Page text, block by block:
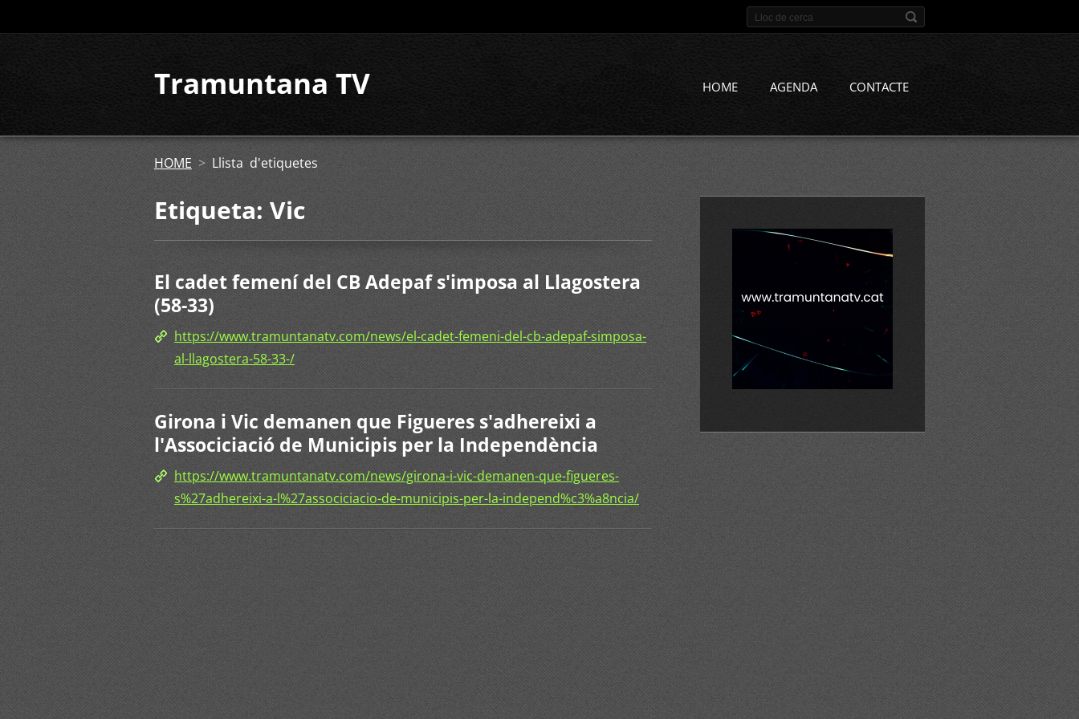
Tramuntana TV HOME AGENDA CONTACTE
HOME > Llista d'etiquetes
Etiqueta: Vic
El cadet femení del CB Adepaf s'imposa al Llagostera
(58-33)
https://www.tramuntanatv.com/news/el-cadet-femeni-del-cb-adepaf-simposa-
al-llagostera-58-33-/
Girona i Vic demanen que Figueres s'adhereixi a
l'Associciació de Municipis per la Independència
https://www.tramuntanatv.com/news/girona-i-vic-demanen-que-figueres-
s%27adhereixi-a-l%27associciacio-de-municipis-per-la-independ%c3%a8ncia/